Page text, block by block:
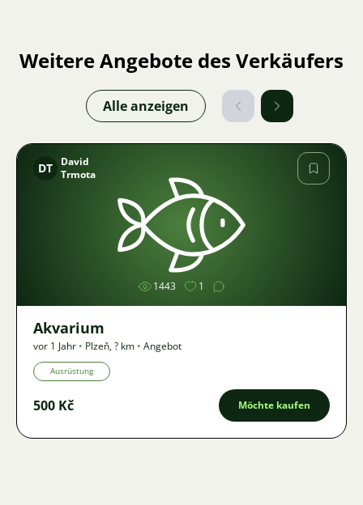
Weitere Angebote des Verkäufers
Alle anzeigen
Bild
DT
David
Trmota
1443 1
Akvarium
vor 1 Jahr • Plzeň,? km • Angebot
Ausrüstung
500 Kč Möchte kaufen